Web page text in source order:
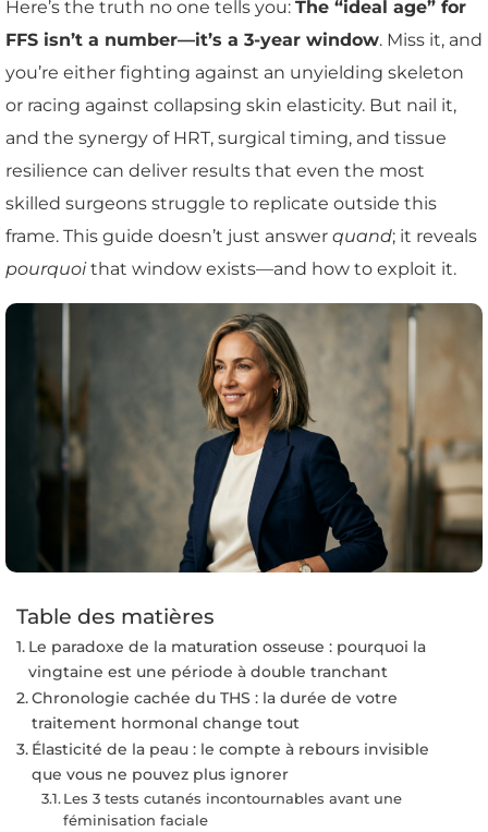
Here’s the truth no one tells you: The “ideal age” for
FFS isn’t a number—it’s a 3-year window. Miss it, and
you’re either fighting against an unyielding skeleton
or racing against collapsing skin elasticity. But nail it,
and the synergy of HRT, surgical timing, and tissue
resilience can deliver results that even the most
skilled surgeons struggle to replicate outside this
frame. This guide doesn’t just answer quand; it reveals
pourquoithat window exists—and how to exploit it.
Table des matières
Le paradoxe de la maturation osseuse : pourquoi la
vingtaine est une période à double tranchant
Chronologie cachée du THS : la durée de votre
traitement hormonal change tout
Élasticité de la peau : le compte à rebours invisible
que vous ne pouvez plus ignorer
Les 3 tests cutanés incontournables avant une
féminisation faciale